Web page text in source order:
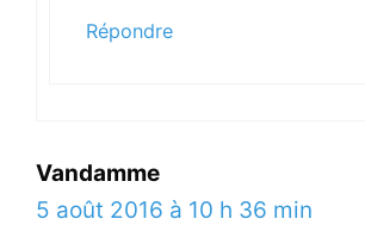
Répondre
Vandamme
5 août 2016 à 10 h 36 min